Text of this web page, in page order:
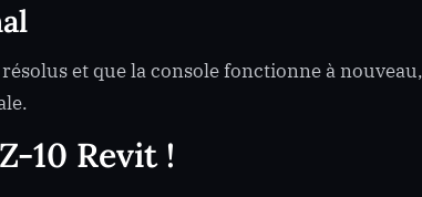
et que la console fonctionne à
10 Revit !